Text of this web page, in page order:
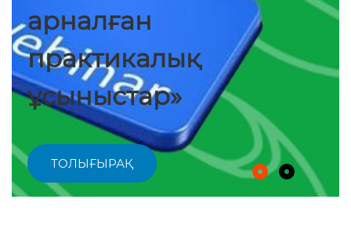
арналған
практикалық
ұсыныстар»
ТОЛЫҒЫРАҚ